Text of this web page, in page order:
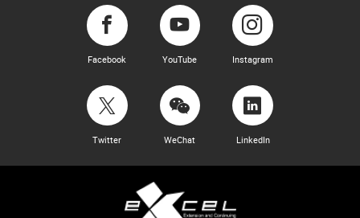
Facebook YouTube Instagram
Twitter WeChat LinkedIn